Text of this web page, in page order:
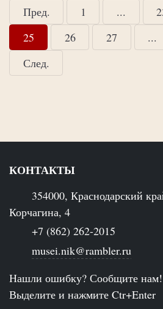
Пред. 1 ...
25
26 27 ...
След.
КОНТАКТЫ
354000, Краснодарский
Корчагина, 4
+7 (862) 262-2015
musei.nik@rambler.ru
Нашли ошибку? Сообщите нам!
Выделите и нажмите Ctr+Enter